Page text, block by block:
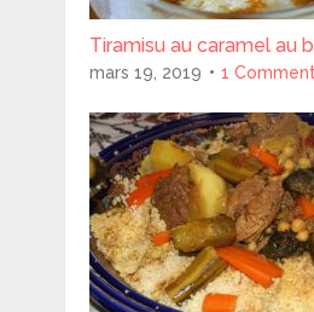
Tiramisu au caramel au
mars 19, 2019 1 Comment